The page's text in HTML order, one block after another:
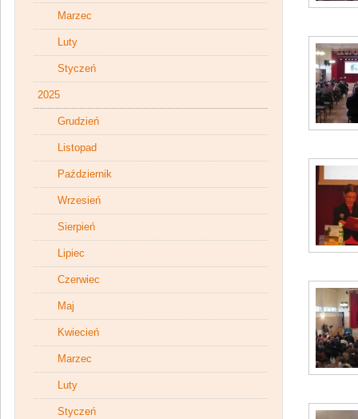
Marzec
Luty
Styczeń
2025
Grudzień
Listopad
Październik
Wrzesień
Sierpień
Lipiec
Czerwiec
Maj
Kwiecień
Marzec
Luty
Styczeń